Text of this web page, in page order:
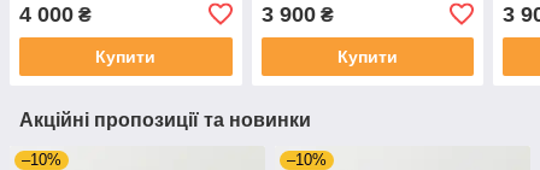
4 000 ₴
Купити
3 900₴
Купити
3
Акційні пропозиції та новинки
–10% –10%